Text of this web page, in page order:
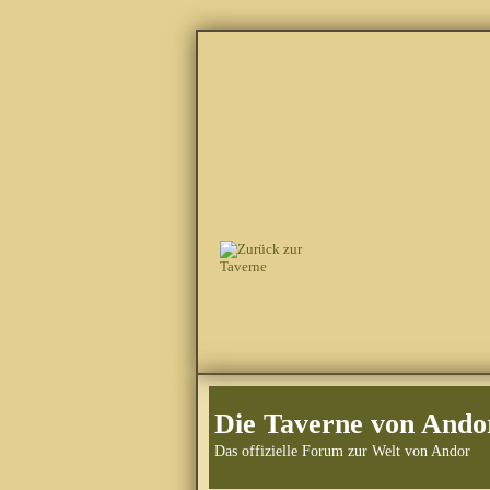
Die Taverne von
Das offizielle Forum zur Welt von Andor